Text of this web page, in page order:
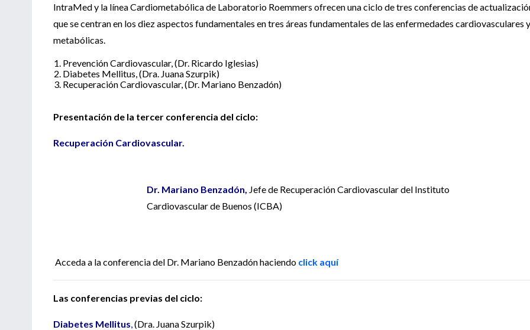
IntraMed y la línea Cardiometabólica de Laboratorio Roemmers ofrecen una ciclo de tres conferencias de
que se centran en los diez aspectos fundamentales en tres áreas fundamentales de las enfermedades cardiovasculares y
metabólicas.
Prevención Cardiovascular, (Dr. Ricardo Iglesias)
Diabetes Mellitus, (Dra. Juana Szurpik)
Recuperación Cardiovascular, (Dr. Mariano Benzadón)
Presentación de la tercer conferencia del ciclo:
Recuperación Cardiovascular.
Dr. Mariano Benzadón, Jefe de Recuperación Cardiovascular del Instituto
Cardiovascular de Buenos (ICBA)
Acceda a la conferencia del Dr. Mariano Benzadón haciendo click aquí
Las conferencias previas del ciclo:
Diabetes Mellitus (Dra. Juana Szurpik)